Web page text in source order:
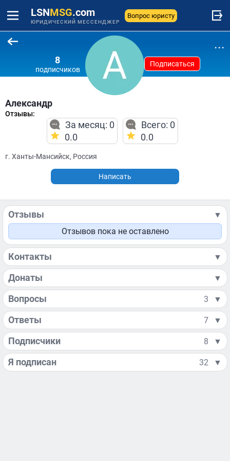
LSNMSG.com
ЮРИДИЧЕСКИЙ МЕССЕНДЖЕР
Вопрос юристу
8
подписчиков
Подписаться
...
Александр
Отзывы:
За месяц: 0
0.0
Всего: 0
0.0
г. Ханты-Мансийск, Россия
Написать
Отзывы
▼
Отзывов пока не оставлено
Контакты ▼
Донаты ▼
Вопросы 3 ▼
Ответы 7 ▼
Подписчики 8 ▼
Я подписан 32 ▼